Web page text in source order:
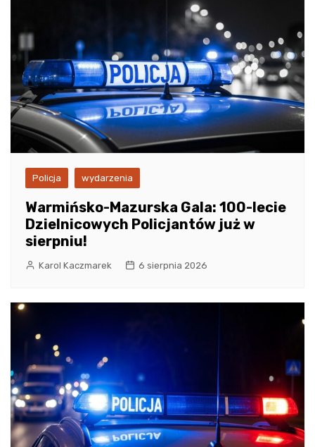
Policja wydarzenia
Warmińsko-Mazurska Gala: 100-lecie
Dzielnicowych Policjantów już w
sierpniu!
Karol Kaczmarek 6 sierpnia 2026